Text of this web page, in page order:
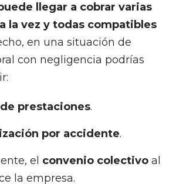
llegar a cobrar varias
la vez y todas compatibles
en una situación de
con negligencia podrías
prestaciones.
por accidente.
el convenio colectivoal
la empresa.